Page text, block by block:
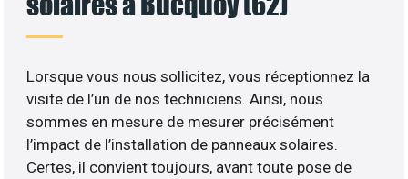
Lorsque vous nous sollicitez, vous réceptionnez la
visite de l’un de nos techniciens. Ainsi, nous
sommes en mesure de mesurer précisément
l’impact de l’installation de panneaux solaires.
Certes, il convient toujours, avant toute pose de